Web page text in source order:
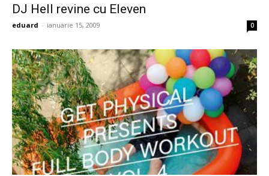
DJ Hell revine cu Eleven
eduard - ianuarie 15, 2009 0